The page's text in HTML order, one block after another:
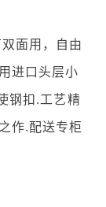
面用，自由
进口头层小
钢扣.工艺精
作.配送专柜